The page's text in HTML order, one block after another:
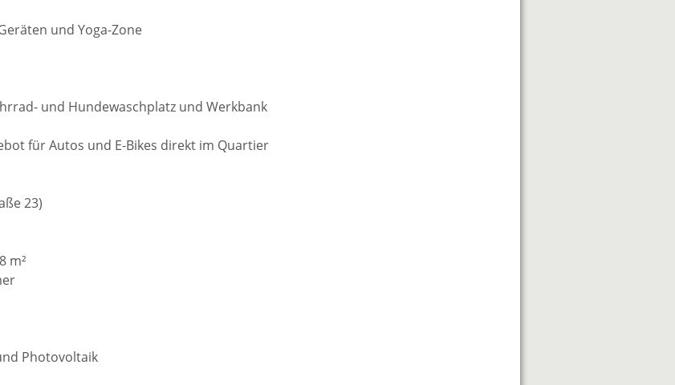
und Yoga-Zone
und Hundewaschplatz und Werkbank
für Autos und E-Bikes direkt im Quartier
23)
m²
Photovoltaik